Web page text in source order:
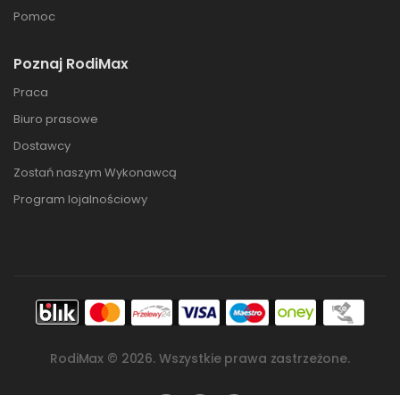
Pomoc
Poznaj RodiMax
Praca
Biuro prasowe
Dostawcy
Zostań naszym Wykonawcą
Program lojalnościowy
RodiMax © 2026. Wszystkie prawa zastrzeżone.